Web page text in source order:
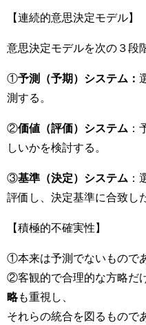
【連続的意思決定モデル】
意思決定モデルを次の３段
①予測（予期）システム：
測する。
②価値（評価）システム ：
しいかを検討する。
③基準（決定）システム ：
評価し、決定基準に合致し
【積極的不確実性】
①本来は予測でないもので
②客観的で合理的な方略だ
略も重視し、
それらの統合を図るもので